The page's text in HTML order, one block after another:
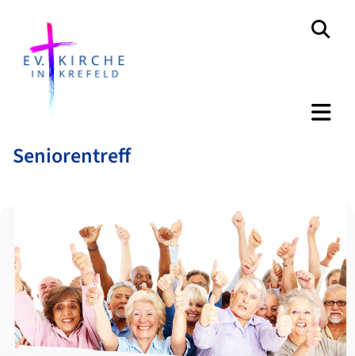
Seniorentreff